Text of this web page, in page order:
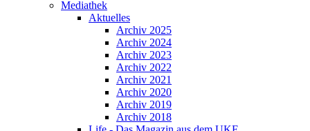
Mediathek
Aktuelles
Archiv 2025
Archiv 2024
Archiv 2023
Archiv 2022
Archiv 2021
Archiv 2020
Archiv 2019
Archiv 2018